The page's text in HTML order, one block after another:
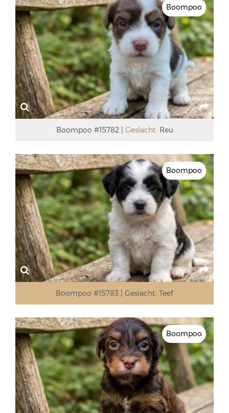
Boompoo
Boompoo #15782 Geslacht: Reu
Boompoo
Boompoo #15783 Geslacht: Teef
Boompoo